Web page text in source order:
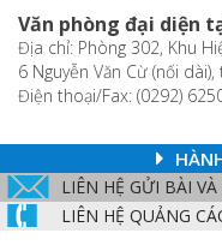
Văn phòng đại diện
Địa chỉ: Phòng 302, Khu
6 Nguyễn Văn Cừ (nối
Điện thoại/Fax: (0292)
LIÊN HỆ GỬI BÀI
LIÊN HỆ QUẢNG